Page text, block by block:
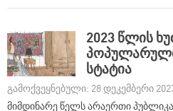
2023 წლის
სტატია
გამოქვეყნებული: 28 დეკემბერი
მიმდინარე წელს არაერთი